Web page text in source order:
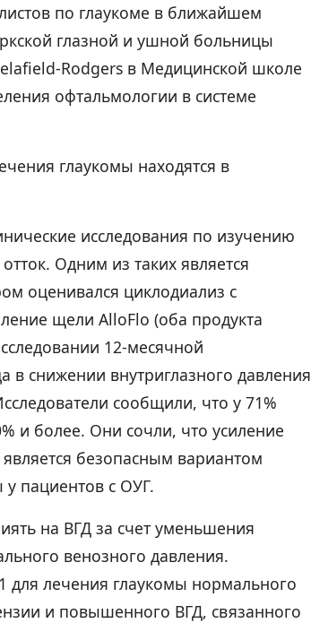
по глаукоме в ближайшем
глазной и ушной больницы
Rodgers в Медицинской школе
офтальмологии в системе
глаукомы находятся в
исследования по изучению
Одним из таких является
оценивался циклодиализ с
щели AlloFlo (оба продукта
12-месячной
в снижении внутриглазного давления
сообщили, что у 71%
и более. Они сочли, что усиление
безопасным вариантом
пациентов с ОУГ.
на ВГД за счет уменьшения
венозного давления.
для лечения глаукомы нормального
и повышенного ВГД, связанного